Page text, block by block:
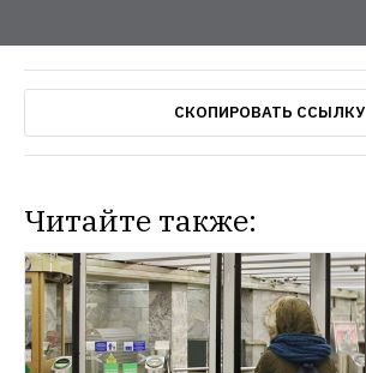
СКОПИРОВАТЬ ССЫЛКУ
Читайте также: